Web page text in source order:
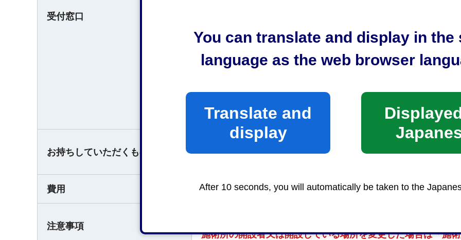
You can translate and display in the
language as the web browser
Translate and
display
After 10 seconds, you will automatically be taken to the
受付窓口
静岡市清水区旭町6番8号（静岡市役所清水庁舎3階）
平日の午前8時30分から午後5時15分まで
お持ちしていただくもの
提出書類（紙文書）（1）を提出する場合は、その資格者の
費用 なし
注意事項
平成26年1月より、届出の際に資格者の本人確認を実施して
施術所の開設者又は開設している場所を変更した場合は「施